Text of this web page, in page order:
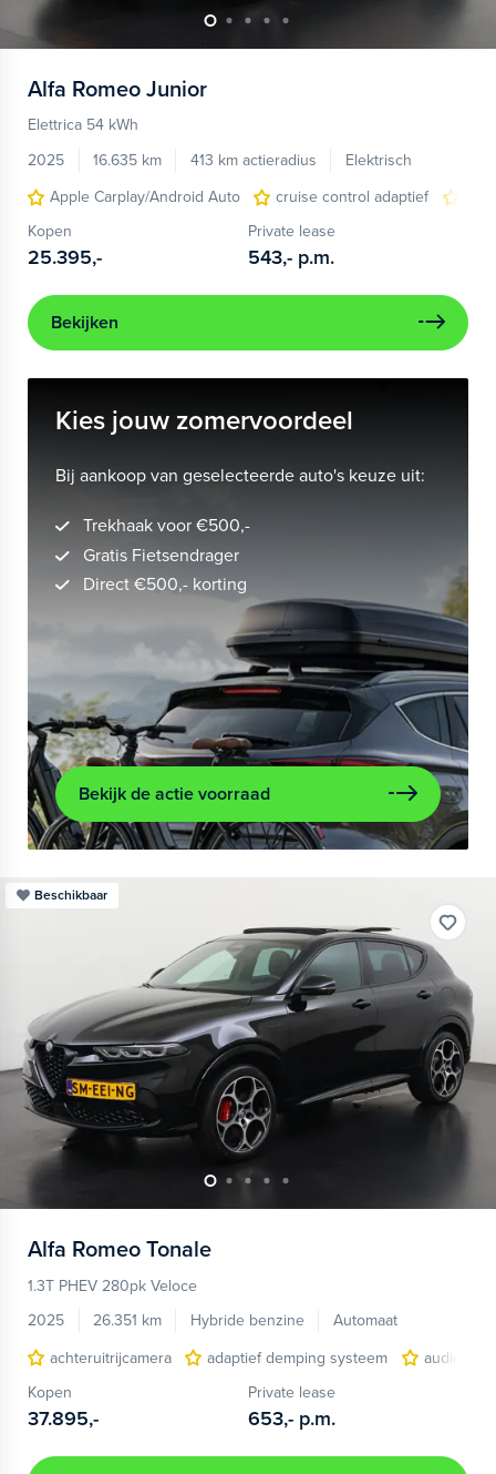
Alfa Romeo Junior
Elettrica 54 kWh
2025
16.635 km 413 km actieradius
Elektrisch
Apple Carplay/Android Auto
cruise control adaptief
Kopen
25.395,-
Private lease
543,- p.m.
Bekijken
Kies jouw zomervoordeel
Bij aankoop van geselecteerde auto's keuze uit:
Trekhaak voor €500,-
Gratis Fietsendrager
Direct €500,- korting
Bekijk de actie voorraad
Beschikbaar
Alfa Romeo Tonale
1.3T PHEV 280pk Veloce
2025
26.351 km Hybride benzine
Automaat
achteruitrijcamera
adaptief demping systeem
audio
Kopen
37.895,-
Private lease
653,- p.m.